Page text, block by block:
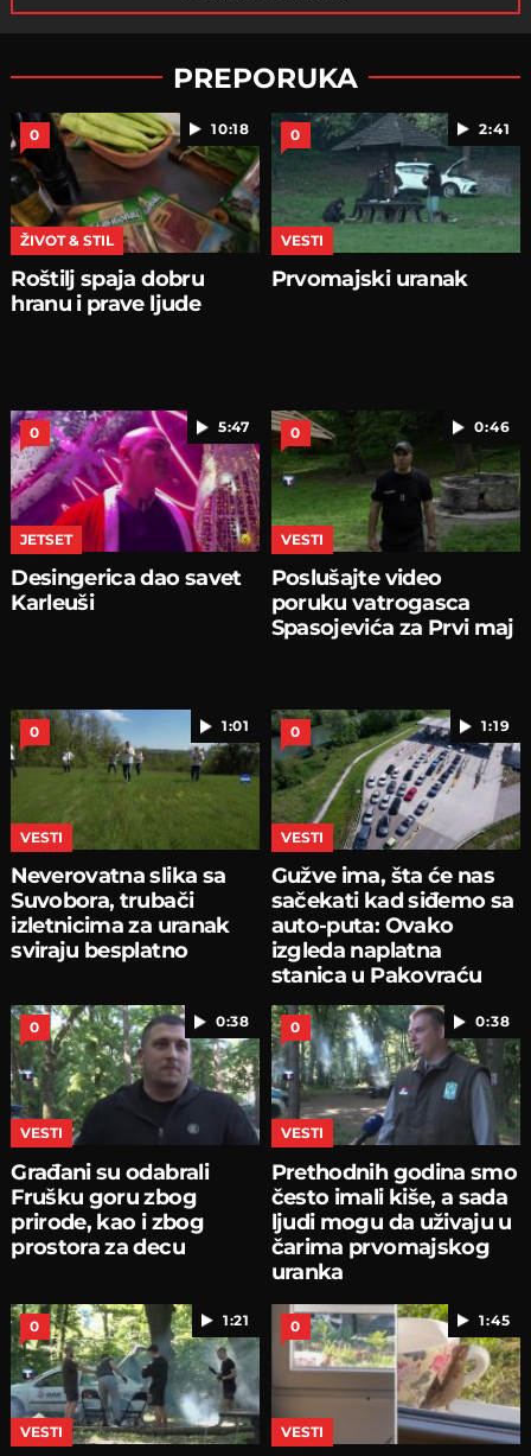
PREPORUKA
10:18
0
ŽIVOT & STIL
Roštilj spaja dobru
hranu i prave ljude
2:41
0
VESTI
Prvomajski uranak
5:47
0
JETSET
Desingerica dao savet
Karleuši
0:46
0
VESTI
Poslušajte video
poruku vatrogasca
Spasojevića za Prvi maj
1:01
0
VESTI
Neverovatna slika sa
Suvobora, trubači
izletnicima za uranak
sviraju besplatno
1:19
0
VESTI
Gužve ima, šta će nas
sačekati kad siđemo sa
auto-puta: Ovako
izgleda naplatna
stanica u Pakovraću
0:38
0
VESTI
Građani su odabrali
Frušku goru zbog
prirode, kao i zbog
prostora za decu
0:38
0
VESTI
Prethodnih godina smo
često imali kiše, a sada
ljudi mogu da uživaju u
čarima prvomajskog
uranka
1:21
0
VESTI
1:45
0
VESTI